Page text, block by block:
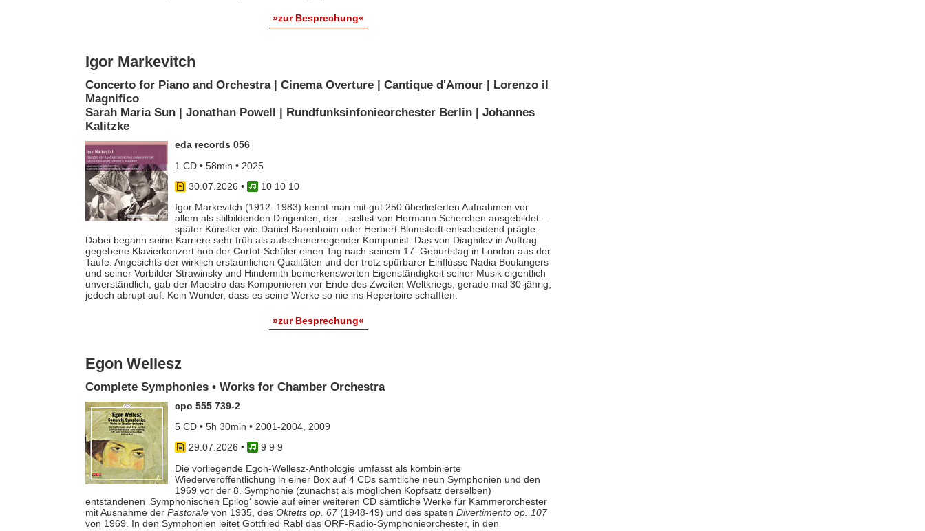
»zur Besprechung«
Igor Markevitch
Concerto for Piano and Orchestra | Cinema Overture | Cantique d'Amour | Lorenzo il
Magnifico
Sarah Maria Sun | Jonathan Powell | Rundfunksinfonieorchester Berlin | Johannes
Kalitzke
eda records 056
1 CD • 58min • 2025
30.07.2026 •
10 10 10
Igor Markevitch (1912–1983) kennt man mit gut 250 überlieferten Aufnahmen vor
allem als stilbildenden Dirigenten, der – selbst von Hermann Scherchen ausgebildet –
später Künstler wie Daniel Barenboim oder Herbert Blomstedt entscheidend prägte.
Dabei begann seine Karriere sehr früh als aufsehenerregender Komponist. Das von Diaghilev in Auftrag
gegebene Klavierkonzert hob der Cortot-Schüler einen Tag nach seinem 17. Geburtstag in London aus der
Taufe. Angesichts der wirklich erstaunlichen Qualitäten und der trotz spürbarer Einflüsse Nadia Boulangers
und seiner Vorbilder Strawinsky und Hindemith bemerkenswerten Eigenständigkeit seiner Musik eigentlich
unverständlich, gab der Maestro das Komponieren vor Ende des Zweiten Weltkriegs, gerade mal 30-jährig,
jedoch abrupt auf. Kein Wunder, dass es seine Werke so nie ins Repertoire schafften.
»zur Besprechung«
Egon Wellesz
Complete Symphonies • Works for Chamber Orchestra
cpo 555 739-2
5 CD • 5h 30min • 2001-2004, 2009
29.07.2026 •
9 9 9
Die vorliegende Egon-Wellesz-Anthologie umfasst als kombinierte
Wiederveröffentlichung in einer Box auf 4 CDs sämtliche neun Symphonien und den
1969 vor der 8. Symphonie (zunächst als möglichen Kopfsatz derselben)
entstandenen ‚Symphonischen Epilog‘ sowie auf einer weiteren CD sämtliche Werke für Kammerorchester
mit Ausnahme der Pastoralevon 1935, des Oktetts op. 67(1948-49) und des späten Divertimento op. 107
von 1969. In den Symphonien leitet Gottfried Rabl das ORF-Radio-Symphonieorchester, in den